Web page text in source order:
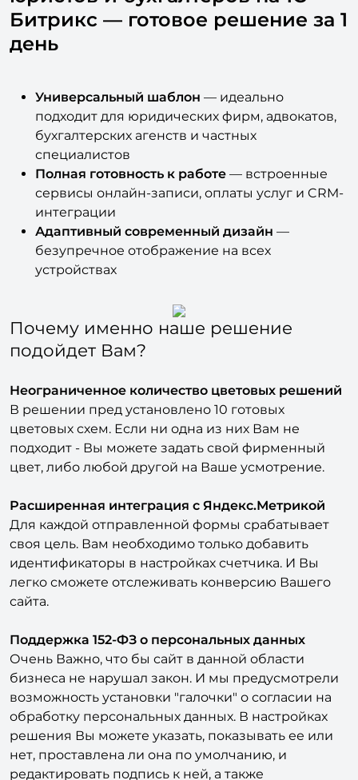
юристов и бухгалтеров на 1С-
Битрикс — готовое решение за 1
Универсальный шаблон— идеально
подходит для юридических фирм, адвокатов,
бухгалтерских агенств и частных
специалистов
Полная готовность к работе — встроенные
сервисы онлайн-записи, оплаты услуг и CRM-
интеграции
Адаптивный современный дизайн
безупречное отображение на всех
Почему именно наше решение
Неограниченное количество цветовых решений
В решении пред установлено 10 готовых
цветовых схем. Если ни одна из них Вам не
подходит - Вы можете задать свой фирменный
Расширенная интеграция с Яндекс.Метрикой
Для каждой отправленной формы срабатывает
своя цель. Вам необходимо только добавить
идентификаторы в настройках счетчика. И Вы
легко сможете отслеживать конверсию Вашего
Поддержка 152-ФЗ о персональных данных
Очень Важно, что бы сайт в данной области
бизнеса не нарушал закон. И мы предусмотрели
возможность установки "галочки" о согласии на
обработку персональных данных. В настройках
решения Вы можете указать, показывать ее или